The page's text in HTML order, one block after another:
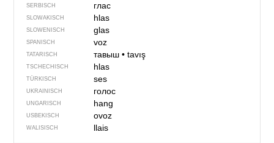
SERBISCH глас
SLOWAKISCH hlas
SLOWENISCH glas
SPANISCH voz
TATARISCH тавыш• tavış
TSCHECHISCH hlas
TÜRKISCH ses
UKRAINISCH голос
UNGARISCH hang
USBEKISCH ovoz
WALISISCH llais